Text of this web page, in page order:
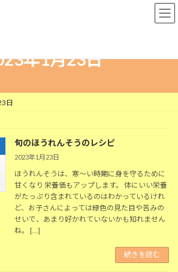
年1月23日
日
旬のほうれんそうのレシピ
2023年1月23日
ほうれんそうは、寒～い時期に身を守るために
甘くなり 栄養価もアップします。 体にいい栄養
がたっぷり含まれているのはわかっているけれ
ど、お子さんによっては緑色の見た目や苦みの
せいで、あまり好かれていないかも知れません
ね。 […]
続きを読む